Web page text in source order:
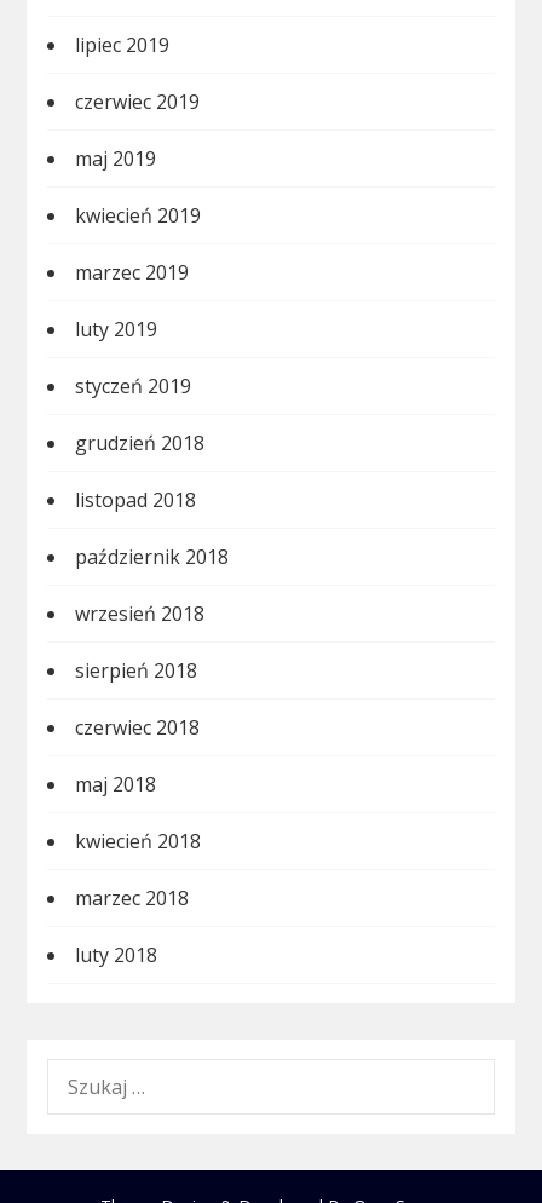
lipiec 2019
czerwiec 2019
maj 2019
kwiecień 2019
marzec 2019
luty 2019
styczeń 2019
grudzień 2018
listopad 2018
październik 2018
wrzesień 2018
sierpień 2018
czerwiec 2018
maj 2018
kwiecień 2018
marzec 2018
luty 2018
SZUKAJ: